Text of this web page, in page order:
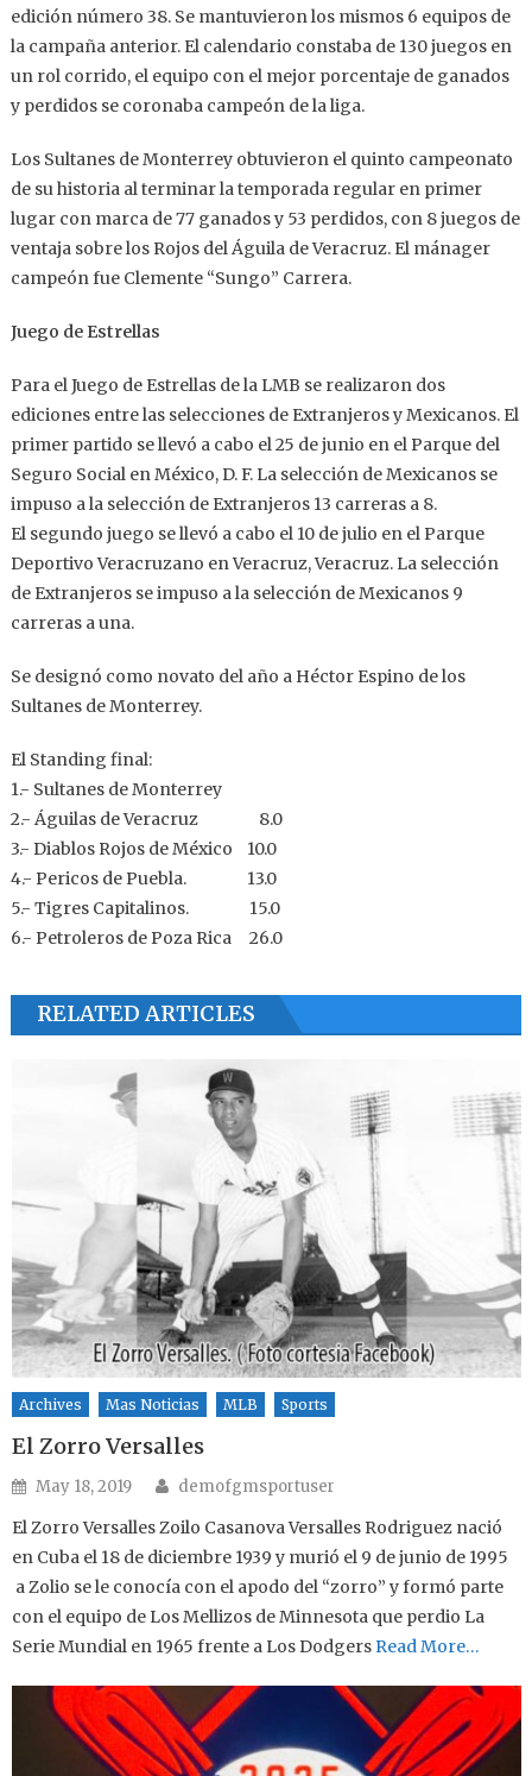
edición número 38. Se mantuvieron los mismos 6 equipos de
la campaña anterior. El calendario constaba de 130 juegos en
un rol corrido, el equipo con el mejor porcentaje de ganados
y perdidos se coronaba campeón de la liga.
Los Sultanes de Monterrey obtuvieron el quinto campeonato
de su historia al terminar la temporada regular en primer
lugar con marca de 77 ganados y 53 perdidos, con 8 juegos de
ventaja sobre los Rojos del Águila de Veracruz. El mánager
campeón fue Clemente “Sungo” Carrera.
Juego de Estrellas
Para el Juego de Estrellas de la LMB se realizaron dos
ediciones entre las selecciones de Extranjeros y Mexicanos. El
primer partido se llevó a cabo el 25 de junio en el Parque del
Seguro Social en México, D. F. La selección de Mexicanos se
impuso a la selección de Extranjeros 13 carreras a 8.
El segundo juego se llevó a cabo el 10 de julio en el Parque
Deportivo Veracruzano en Veracruz, Veracruz. La selección
de Extranjeros se impuso a la selección de Mexicanos 9
carreras a una.
Se designó como novato del año a Héctor Espino de los
Sultanes de Monterrey.
El Standing final:
1.- Sultanes de Monterrey
2.- Águilas de Veracruz 8.0
3.- Diablos Rojos de México 10.0
4.- Pericos de Puebla. 13.0
5.- Tigres Capitalinos. 15.0
6.- Petroleros de Poza Rica 26.0
RELATED ARTICLES
Archives Mas Noticias MLB Sports
El Zorro Versalles
Posted on
May 18, 2019 Author
demofgmsportuser
El Zorro Versalles Zoilo Casanova Versalles Rodriguez nació
en Cuba el 18 de diciembre 1939 y murió el 9 de junio de 1995
a Zolio se le conocía con el apodo del “zorro” y formó parte
con el equipo de Los Mellizos de Minnesota que perdio La
Serie Mundial en 1965 frente a Los Dodgers Read More…